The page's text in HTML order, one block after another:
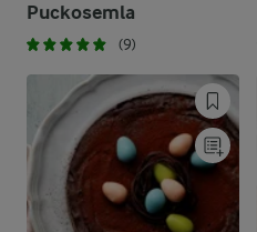
Puckosemla
(9)